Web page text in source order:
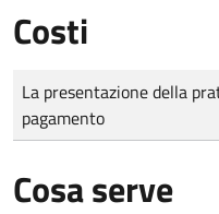
Costi
Tipo di pagamento
Importo
La presentazione della
pagamento
Cosa serve